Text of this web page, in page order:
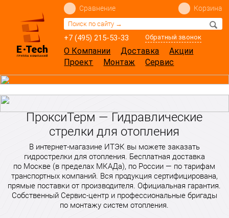
+7 (495) 215-53-33 Обратный звонок
Сравнение Корзина
О Компании Доставка
Акции
Проект
Монтаж Сервис
ПроксиТерм — Гидравлические
стрелки для отопления
В интернет-магазине ИТЭК вы можете заказать
гидрострелки для отопления. Бесплатная доставка
по Москве (в пределах МКАДа), по России — по тарифам
транспортных компаний. Вся продукция сертифицирована,
прямые поставки от производителя. Официальная гарантия.
Собственный Сервис-центр и профессиональные бригады
по монтажу систем отопления.